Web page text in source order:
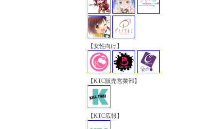
【女性向け】
【KTC販売営業部】
【KTC広報】